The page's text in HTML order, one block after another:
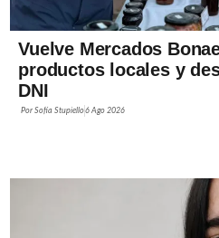
Vuelve Mercados
productos locales y
DNI
PorSofía Stupiello6 Ago 2026